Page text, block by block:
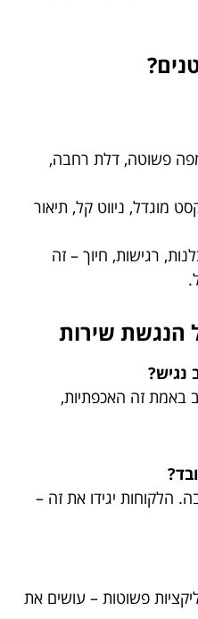
פשוטה, דלת רחבה,
מוגדל, ניווט קל, תיאור
רגישות, חיוך – זה
נגיש?
זה האכפתיות,
הלקוחות יגידו את זה –
פשוטות – עושים את